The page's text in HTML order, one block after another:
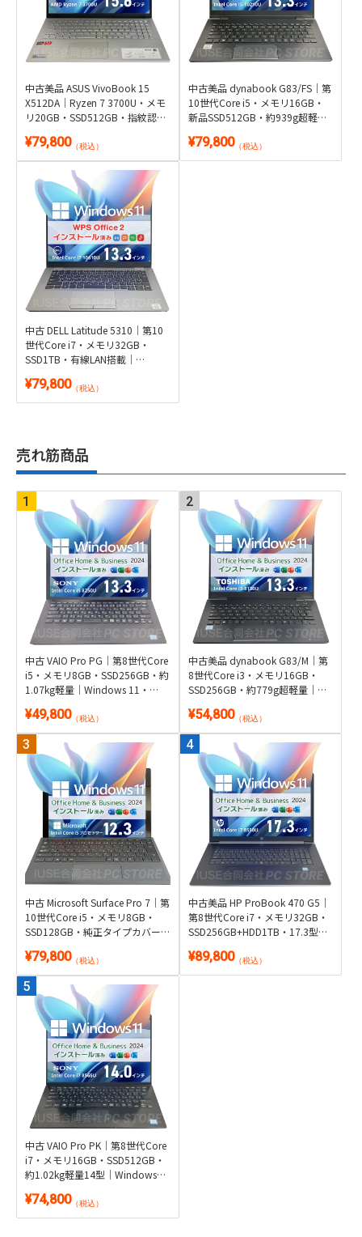
中古美品 ASUS VivoBook 15
X512DA｜Ryzen 7 3700U・メモ
リ20GB・SSD512GB・指紋認
11・WPS Office 2付き
¥79,800（税込）
中古美品 dynabook G83/FS｜第
10世代Core i5・メモリ16GB・
新品SSD512GB・約939g超軽量
Microsoft Office 2024付き
¥79,800（税込）
中古 DELL Latitude 5310｜第10
世代Core i7・メモリ32GB・
SSD1TB・有線LAN搭載｜
¥79,800（税込）
売れ筋商品
中古 VAIO Pro PG｜第8世代Core
i5・メモリ8GB・SSD256GB・約
1.07kg軽量｜Windows 11・
¥49,800（税込）
中古美品 dynabook G83/M｜第
8世代Core i3・メモリ16GB・
SSD256GB・約779g超軽量｜
2024付き
¥54,800（税込）
中古 Microsoft Surface Pro 7｜第
10世代Core i5・メモリ8GB・
SSD128GB・純正タイプカバー
Microsoft Office 2024付き・タブ
レット
¥79,800（税込）
中古美品 HP ProBook 470 G5｜
第8世代Core i7・メモリ32GB・
SSD256GB+HDD1TB・17.3型
Microsoft Office 2024付き
¥89,800（税込）
中古 VAIO Pro PK｜第8世代Core
i7・メモリ16GB・SSD512GB・
約1.02kg軽量14型｜Windows
¥74,800（税込）